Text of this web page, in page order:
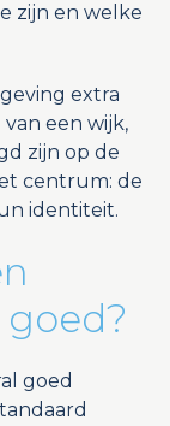
zijn en welke
extra
een wijk,
zijn op de
centrum: de
identiteit.
goed